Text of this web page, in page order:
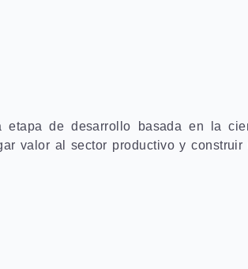
etapa de desarrollo basada en la
valor al sector productivo y construir